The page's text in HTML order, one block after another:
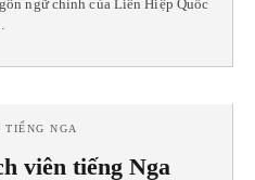
ngữ chính của Liên Hiệp Quốc
TIẾNG NGA
viên tiếng Nga